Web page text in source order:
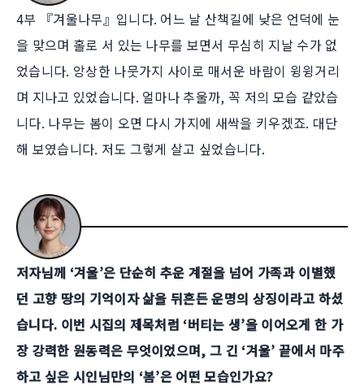
4부 『겨울나무』입니다. 어느 날 산책길에 낮은 언덕에 눈
을 맞으며 홀로 서 있는 나무를 보면서 무심히 지날 수가 없
었습니다. 앙상한 나뭇가지 사이로 매서운 바람이 윙윙거리
며 지나고 있었습니다. 얼마나 추울까, 꼭 저의 모습 같았습
니다. 나무는 봄이 오면 다시 가지에 새싹을 키우겠죠. 대단
해 보였습니다. 저도 그렇게 살고 싶었습니다.
저자님께 ‘겨울’은 단순히 추운 계절을 넘어 가족과 이별했
던 고향 땅의 기억이자 삶을 뒤흔든 운명의 상징이라고 하셨
습니다. 이번 시집의 제목처럼 ‘버티는 생’을 이어오게 한 가
장 강력한 원동력은 무엇이었으며, 그 긴 ‘겨울’ 끝에서 마주
하고 싶은 시인님만의 ‘봄’은 어떤 모습인가요?